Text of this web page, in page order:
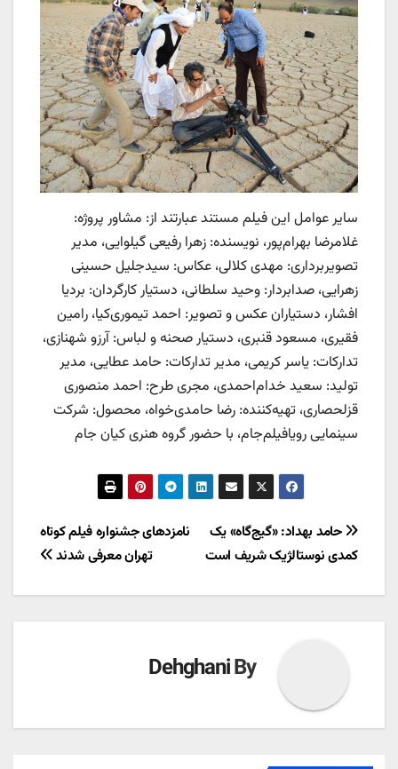
سایر عوامل این فیلم مستند عبارتند از: مشاور پروژه:
غلامرضا بهرام‌پور، نویسنده: زهرا رفیعی گیلوایی، مدیر
تصویربرداری: مهدی کلالی، عکاس: سیدجلیل حسینی
زهرایی، صدابردار: وحید سلطانی، دستیار کارگردان: بردیا
افشار، دستیاران عکس و تصویر: احمد تیموری‌کیا، رامین
فقیری، مسعود قنبری، دستیار صحنه و لباس: آرزو شهنازی،
تدارکات: یاسر کریمی، مدیر تدارکات: حامد عطایی، مدیر
تولید: سعید خدام‌احمدی، مجری طرح: احمد منصوری
قزلحصاری، تهیه‌کننده: رضا حامدی‌خواه، محصول: شرکت
سینمایی رویافیلم‌جام، با حضور گروه هنری کیان جام
راهبری
نوشته
نامزدهای جشنواره فیلم کوتاه
تهران معرفی شدند
حامد بهداد: «گیج‌گاه» یک
کمدی نوستالژیک شریف است
By
Dehghani